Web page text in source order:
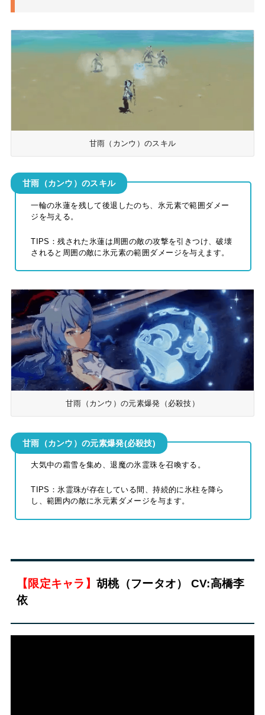
甘雨（カンウ）のスキル
甘雨（カンウ）のスキル
一輪の氷蓮を残して後退したのち、氷元素で範囲ダメー
ジを与える。
TIPS：残された氷蓮は周囲の敵の攻撃を引きつけ、破壊
されると周囲の敵に氷元素の範囲ダメージを与えます。
甘雨（カンウ）の元素爆発（必殺技）
甘雨（カンウ）の元素爆発(必殺技)
大気中の霜雪を集め、退魔の氷霊珠を召喚する。
TIPS：氷霊珠が存在している間、持続的に氷柱を降ら
し、範囲内の敵に氷元素ダメージを与ます。
【限定キャラ】胡桃（フータオ） CV:高橋李
依